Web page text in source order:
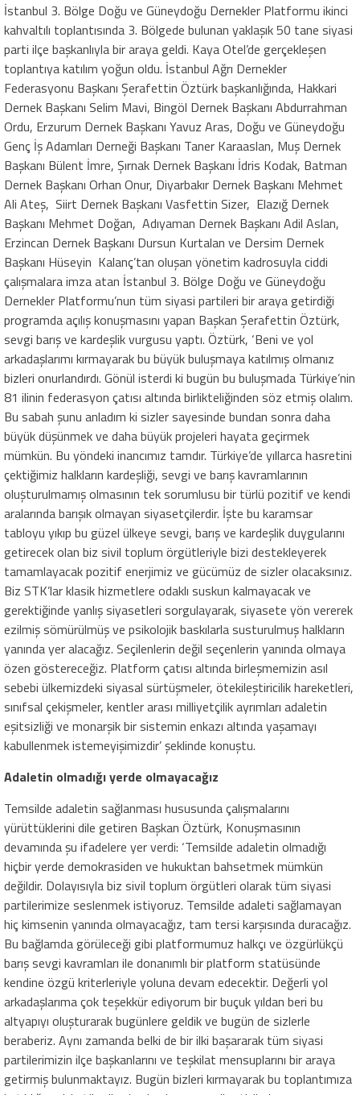
İstanbul 3. Bölge Doğu ve Güneydoğu Dernekler Platformu ikinci
kahvaltılı toplantısında 3. Bölgede bulunan yaklaşık 50 tane siyasi
parti ilçe başkanlıyla bir araya geldi. Kaya Otel’de gerçekleşen
toplantıya katılım yoğun oldu. İstanbul Ağrı Dernekler
Federasyonu Başkanı Şerafettin Öztürk başkanlığında, Hakkari
Dernek Başkanı Selim Mavi, Bingöl Dernek Başkanı Abdurrahman
Ordu, Erzurum Dernek Başkanı Yavuz Aras, Doğu ve Güneydoğu
Genç İş Adamları Derneği Başkanı Taner Karaaslan, Muş Dernek
Başkanı Bülent İmre, Şırnak Dernek Başkanı İdris Kodak, Batman
Dernek Başkanı Orhan Onur, Diyarbakır Dernek Başkanı Mehmet
Ali Ateş, Siirt Dernek Başkanı Vasfettin Sizer, Elazığ Dernek
Başkanı Mehmet Doğan, Adıyaman Dernek Başkanı Adil Aslan,
Erzincan Dernek Başkanı Dursun Kurtalan ve Dersim Dernek
Başkanı Hüseyin Kalanç’tan oluşan yönetim kadrosuyla ciddi
çalışmalara imza atan İstanbul 3. Bölge Doğu ve Güneydoğu
Dernekler Platformu’nun tüm siyasi partileri bir araya getirdiği
programda açılış konuşmasını yapan Başkan Şerafettin Öztürk,
sevgi barış ve kardeşlik vurgusu yaptı. Öztürk, ‘Beni ve yol
arkadaşlarımı kırmayarak bu büyük buluşmaya katılmış olmanız
bizleri onurlandırdı. Gönül isterdi ki bugün bu buluşmada Türkiye’nin
81 ilinin federasyon çatısı altında birlikteliğinden söz etmiş olalım.
Bu sabah şunu anladım ki sizler sayesinde bundan sonra daha
büyük düşünmek ve daha büyük projeleri hayata geçirmek
mümkün. Bu yöndeki inancımız tamdır. Türkiye’de yıllarca hasretini
çektiğimiz halkların kardeşliği, sevgi ve barış kavramlarının
oluşturulmamış olmasının tek sorumlusu bir türlü pozitif ve kendi
aralarında barışık olmayan siyasetçilerdir. İşte bu karamsar
tabloyu yıkıp bu güzel ülkeye sevgi, barış ve kardeşlik duygularını
getirecek olan biz sivil toplum örgütleriyle bizi destekleyerek
tamamlayacak pozitif enerjimiz ve gücümüz de sizler olacaksınız.
Biz STK’lar klasik hizmetlere odaklı suskun kalmayacak ve
gerektiğinde yanlış siyasetleri sorgulayarak, siyasete yön vererek
ezilmiş sömürülmüş ve psikolojik baskılarla susturulmuş halkların
yanında yer alacağız. Seçilenlerin değil seçenlerin yanında olmaya
özen göstereceğiz. Platform çatısı altında birleşmemizin asıl
sebebi ülkemizdeki siyasal sürtüşmeler, ötekileştiricilik hareketleri,
sınıfsal çekişmeler, kentler arası milliyetçilik ayrımları adaletin
eşitsizliği ve monarşik bir sistemin enkazı altında yaşamayı
kabullenmek istemeyişimizdir’ şeklinde konuştu.
Adaletin olmadığı yerde olmayacağız
Temsilde adaletin sağlanması hususunda çalışmalarını
yürüttüklerini dile getiren Başkan Öztürk, Konuşmasının
devamında şu ifadelere yer verdi: ‘Temsilde adaletin olmadığı
hiçbir yerde demokrasiden ve hukuktan bahsetmek mümkün
değildir. Dolayısıyla biz sivil toplum örgütleri olarak tüm siyasi
partilerimize seslenmek istiyoruz. Temsilde adaleti sağlamayan
hiç kimsenin yanında olmayacağız, tam tersi karşısında duracağız.
Bu bağlamda görüleceği gibi platformumuz halkçı ve özgürlükçü
barış sevgi kavramları ile donanımlı bir platform statüsünde
kendine özgü kriterleriyle yoluna devam edecektir. Değerli yol
arkadaşlarıma çok teşekkür ediyorum bir buçuk yıldan beri bu
altyapıyı oluşturarak bugünlere geldik ve bugün de sizlerle
beraberiz. Aynı zamanda belki de bir ilki başararak tüm siyasi
partilerimizin ilçe başkanlarını ve teşkilat mensuplarını bir araya
getirmiş bulunmaktayız. Bugün bizleri kırmayarak bu toplantımıza